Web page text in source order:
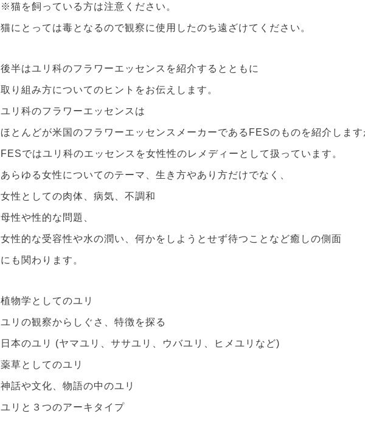
※猫を飼っている方は注意ください。
猫にとっては毒となるので観察に使用したのち遠ざけてください。
後半はユリ科のフラワーエッセンスを紹介するとともに
取り組み方についてのヒントをお伝えします。
ユリ科のフラワーエッセンスは
ほとんどが米国のフラワーエッセンスメーカーであるFESのものを紹介します
FESではユリ科のエッセンスを女性性のレメディーとして扱っています。
あらゆる女性についてのテーマ、生き方やあり方だけでなく、
女性としての肉体、病気、不調和
母性や性的な問題、
女性的な受容性や水の潤い、何かをしようとせず待つことなど癒しの側面
にも関わります。
植物学としてのユリ
ユリの観察からしぐさ、特徴を探る
日本のユリ (ヤマユリ、ササユリ、ウバユリ、ヒメユリなど)
薬草としてのユリ
神話や文化、物語の中のユリ
ユリと３つのアーキタイプ